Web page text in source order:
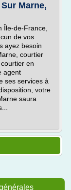
Marne,
Île-de-France,
de vos
ayez besoin
courtier
en
agent
ses services à
votre
saura